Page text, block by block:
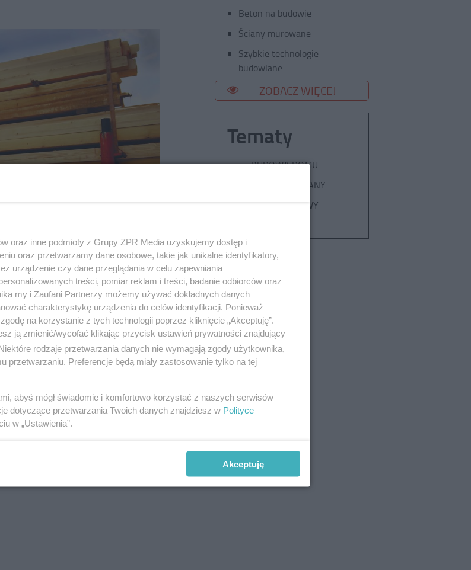
budowy – koszt transportu będzie
do Muratora ONLINE
od 4,99 zł
Zaloguj się
- 5/2018
Beton na budowie
Ściany murowane
Szybkie technologie
budowlane
ZOBACZ WIĘCEJ
Tematy
BUDOWA DOMU
DOM DREWNIANY
KOSZT BUDOWY
oraz inne podmioty z Grupy ZPR Media uzyskujemy dostęp i
oraz przetwarzamy dane osobowe, takie jak unikalne identyfikatory,
urządzenie czy dane przeglądania w celu zapewniania
treści, pomiar reklam i treści, badanie odbiorców oraz
my i Zaufani Partnerzy możemy używać dokładnych danych
charakterystykę urządzenia do celów identyfikacji. Ponieważ
na korzystanie z tych technologii poprzez kliknięcie „Akceptuję”.
ją zmienić/wycofać klikając przycisk ustawień prywatności znajdujący
Niektóre rodzaje przetwarzania danych nie wymagają zgody użytkownika,
przetwarzaniu. Preferencje będą miały zastosowanie tylko na tej
abyś mógł świadomie i komfortowo korzystać z naszych serwisów
dotyczące przetwarzania Twoich danych znajdziesz w Polityce
w „Ustawienia”.
Akceptuję